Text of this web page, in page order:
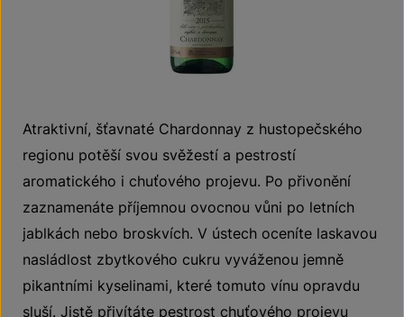
Atraktivní, šťavnaté Chardonnay z hustopečského
regionu potěší svou svěžestí a pestrostí
aromatického i chuťového projevu. Po přivonění
zaznamenáte příjemnou ovocnou vůni po letních
jablkách nebo broskvích. V ústech oceníte laskavou
nasládlost zbytkového cukru vyváženou jemně
pikantními kyselinami, které tomuto vínu opravdu
sluší. Jistě přivítáte pestrost chuťového projevu